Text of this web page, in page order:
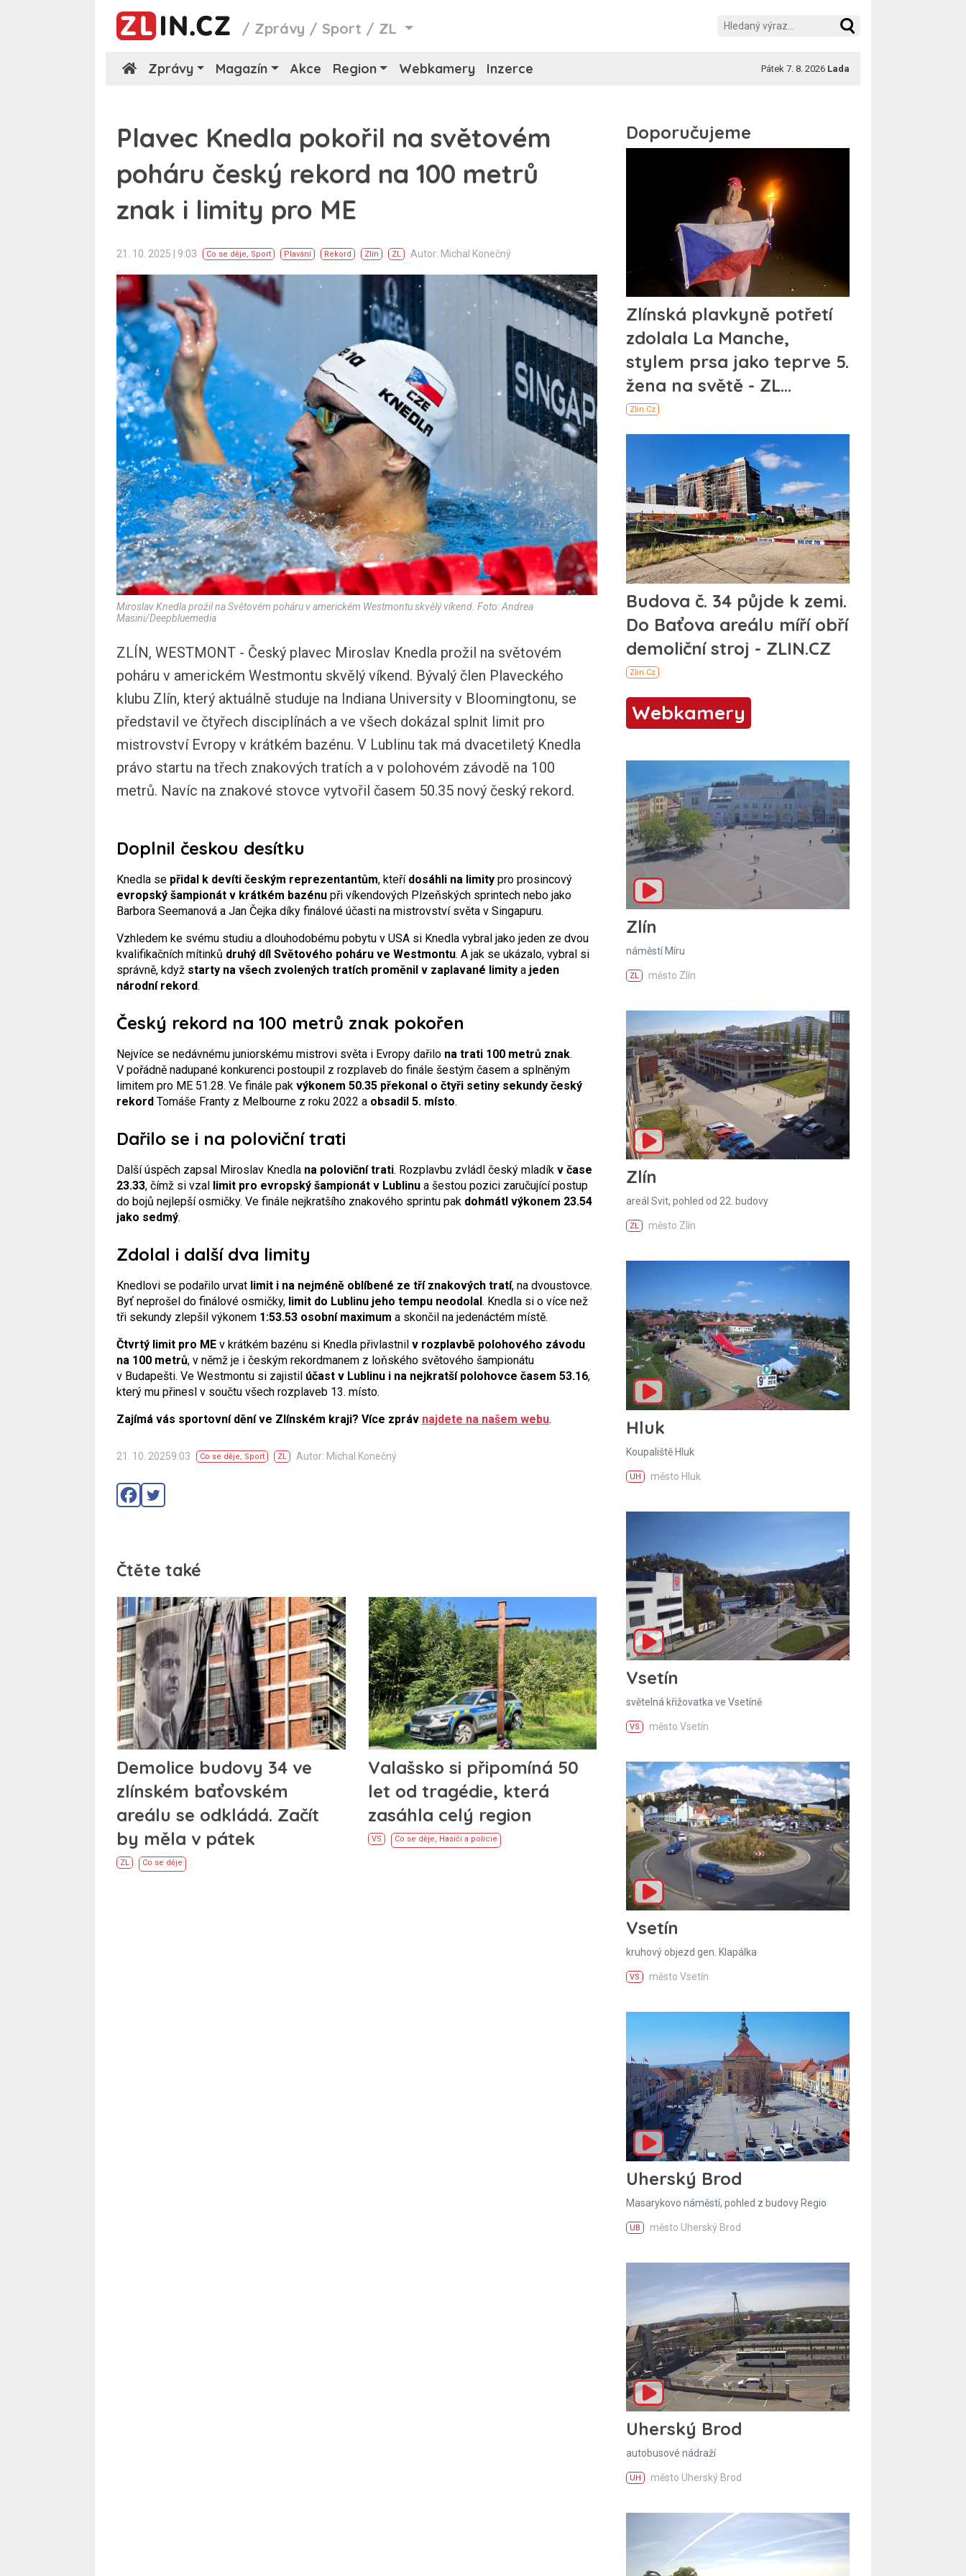
/ Zprávy /Sport / ZL
Zprávy Magazín Akce Region Webkamery Inzerce Pátek 7. 8. 2026 Lada
Plavec Knedla pokořil na světovém
poháru český rekord na 100 metrů
znak i limity pro ME
21. 10. 2025 | 9:03 Co se děje, Sport Plavání Rekord Zlín ZL Autor: Michal Konečný
Miroslav Knedla prožil na Světovém poháru v americkém Westmontu skvělý víkend. Foto: Andrea
Masini/Deepbluemedia
ZLÍN, WESTMONT - Český plavec Miroslav Knedla prožil na světovém
poháru v americkém Westmontu skvělý víkend. Bývalý člen Plaveckého
klubu Zlín, který aktuálně studuje na Indiana University v Bloomingtonu, se
představil ve čtyřech disciplínách a ve všech dokázal splnit limit pro
mistrovství Evropy v krátkém bazénu. V Lublinu tak má dvacetiletý Knedla
právo startu na třech znakových tratích a v polohovém závodě na 100
metrů. Navíc na znakové stovce vytvořil časem 50.35 nový český rekord.
Doplnil českou desítku
Knedla se přidal k devíti českým reprezentantům, kteří dosáhli na limity pro prosincový
evropský šampionát v krátkém bazénu při víkendových Plzeňských sprintech nebo jako
Barbora Seemanová a Jan Čejka díky finálové účasti na mistrovství světa v Singapuru.
Vzhledem ke svému studiu a dlouhodobému pobytu v USA si Knedla vybral jako jeden ze dvou
kvalifikačních mítinků druhý díl Světového poháru ve Westmontu. A jak se ukázalo, vybral si
správně, když starty na všech zvolených tratích proměnil v zaplavané limity a jeden
národní rekord.
Český rekord na 100 metrů znak pokořen
Nejvíce se nedávnému juniorskému mistrovi světa i Evropy dařilo na trati 100 metrů znak.
V pořádně nadupané konkurenci postoupil z rozplaveb do finále šestým časem a splněným
limitem pro ME 51.28. Ve finále pak výkonem 50.35 překonal o čtyři setiny sekundy český
rekord Tomáše Franty z Melbourne z roku 2022 a obsadil 5. místo.
Dařilo se i na poloviční trati
Další úspěch zapsal Miroslav Knedla na poloviční trati. Rozplavbu zvládl český mladík v čase
23.33, čímž si vzal limit pro evropský šampionát v Lublinu a šestou pozici zaručující postup
do bojů nejlepší osmičky. Ve finále nejkratšího znakového sprintu pak dohmátl výkonem 23.54
jako sedmý.
Zdolal i další dva limity
Knedlovi se podařilo urvat limit i na nejméně oblíbené ze tří znakových tratí, na dvoustovce.
Byť neprošel do finálové osmičky, limit do Lublinu jeho tempu neodolal. Knedla si o více než
tři sekundy zlepšil výkonem 1:53.53 osobní maximum a skončil na jedenáctém místě.
Čtvrtý limit pro ME v krátkém bazénu si Knedla přivlastnil v rozplavbě polohového závodu
na 100 metrů, v němž je i českým rekordmanem z loňského světového šampionátu
v Budapešti. Ve Westmontu si zajistil účast v Lublinu i na nejkratší polohovce časem 53.16,
který mu přinesl v součtu všech rozplaveb 13. místo.
Zajímá vás sportovní dění ve Zlínském kraji? Více zpráv najdete na našem webu.
21. 10. 20259:03 Co se děje, Sport ZL Autor: Michal Konečný
Čtěte také
Demolice budovy 34 ve
zlínském baťovském
areálu se odkládá. Začít
by měla v pátek
ZL Co se děje
Valašsko si připomíná 50
let od tragédie, která
zasáhla celý region
VS Co se děje, Hasiči a policie
Webkamery
Zlín
náměstí Míru
ZL město Zlín
Zlín
areál Svit, pohled od 22. budovy
ZL město Zlín
Hluk
Koupaliště Hluk
UH město Hluk
Vsetín
světelná křižovatka ve Vsetíně
VS město Vsetín
Vsetín
kruhový objezd gen. Klapálka
VS město Vsetín
Uherský Brod
Masarykovo náměstí, pohled z budovy Regio
UB město Uherský Brod
Uherský Brod
autobusové nádraží
UH město Uherský Brod